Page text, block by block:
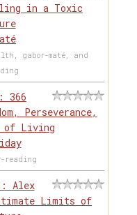
in a Toxic
gabor-maté, and
366
Perseverance,
of Living
reading
Alex
Limits of